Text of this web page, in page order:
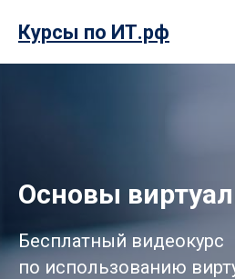
Курсы по ИТ.рф
Основы
Бесплатный видеокурс
по использованию